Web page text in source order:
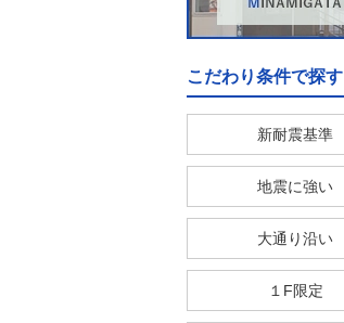
こだわり条件で探す
新耐震基準
地震に強い
大通り沿い
１F限定